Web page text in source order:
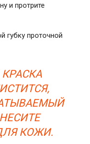
и протрите
губку проточной
КОЖИ.